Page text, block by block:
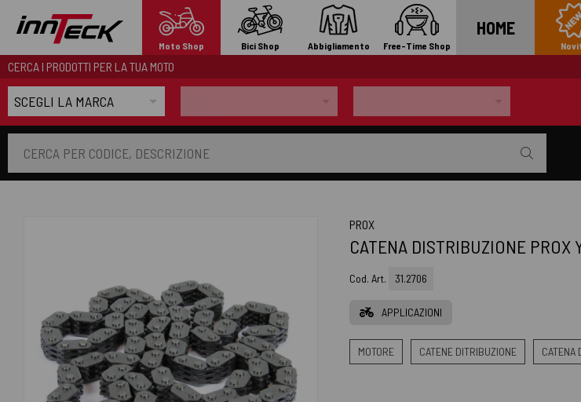
Moto Shop Bici Shop Abbigliamento Free-Time Shop
HOME
CERCA I PRODOTTI PER LA TUA MOTO
PROX
CATENA DISTRIBUZIONE
Cod. Art. 31.2706
APPLICAZIONI
MOTORE CATENE DITRIBUZIONE CATENA